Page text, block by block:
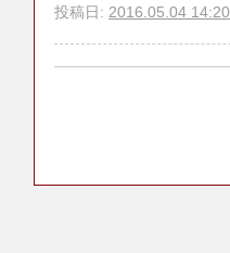
投稿日: 2016.05.04 14:20